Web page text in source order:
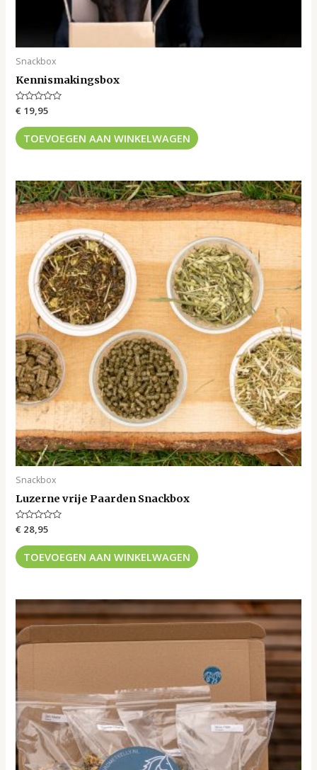
Snackbox
Kennismakingsbox
Gewaardeerd
0
uit
5
€ 19,95
TOEVOEGEN AAN WINKELWAGEN
Snackbox
Luzerne vrije Paarden Snackbox
Gewaardeerd
0
uit
5
€ 28,95
TOEVOEGEN AAN WINKELWAGEN